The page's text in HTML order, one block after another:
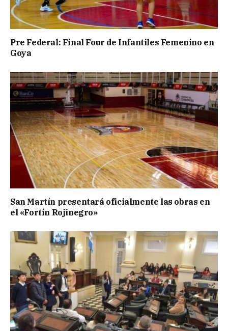
Pre Federal: Final Four de Infantiles Femenino en
Goya
San Martín presentará oficialmente las obras en
el «Fortín Rojinegro»